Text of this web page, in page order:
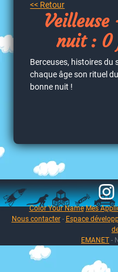
<< Retour
Veilleuse
nuit : 0
Berceuses, histoires du
chaque âge son rituel
bonne nuit !
Color Your Name Mes
Nous contacter- Espace
EMANET -